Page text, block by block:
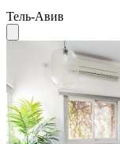
Тель-Авив